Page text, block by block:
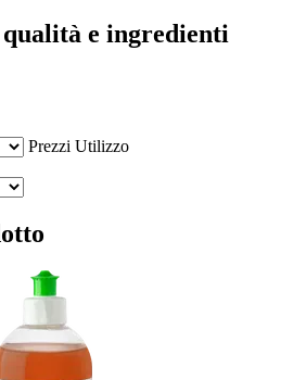
e ingredienti
Prezzi Utilizzo